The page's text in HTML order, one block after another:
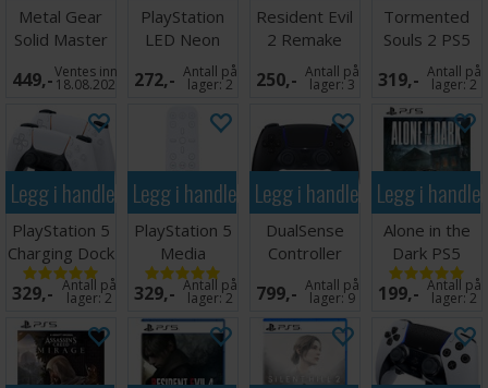
Metal Gear
Solid Master
Coll V1 PS5
449,-Ventes inn
18.08.2026
PlayStation
LED Neon
Light - 30 cm
272,- Antall på
lager:2
Resident Evil
2 Remake
PS5
250,- Antall på
lager:3
Tormented
Souls 2 PS5
319,- Antall på
lager:2
Legg i handlekurven
PlayStation 5
Charging Dock
PS5
329,- Antall på
lager:2
Legg i handlekurven
PlayStation 5
Media
Remote PS5
329,- Antall på
lager:2
Legg i handlekurven
DualSense
Controller
Midnight Black
PS5
799,- Antall på
lager:9
Legg i
Alone in the
Dark PS5
199,- Antall på
lager:2